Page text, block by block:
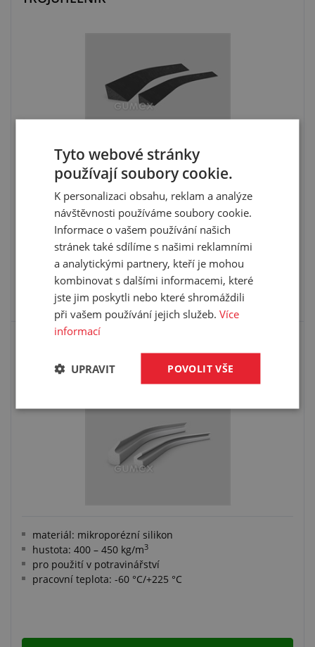
materiál: mikroporézní EPDM
hustota: 500 kg/m
barva: černá
pracovní teplota: -30 °C/+80 °C
VYBRAT VARIANTU
OSTATNÍ
materiál: mikroporézní silikon
hustota: 400 – 450 kg/m3
pro použití v potravinářství
pracovní teplota: -60 °C/+225 °C
Tyto webové stránky
používají soubory cookie.
K personalizaci obsahu, reklam a analýze
návštěvnosti používáme soubory cookie.
Informace o vašem používání našich
stránek také sdílíme s našimi reklamními
a analytickými partnery, kteří je mohou
kombinovat s dalšími informacemi, které
jste jim poskytli nebo které shromáždili
při vašem používání jejich služeb.Více
informací
POVOLIT VŠE
UPRAVIT